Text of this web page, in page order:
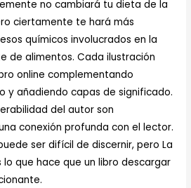
no cambiará tu dieta de la
ciertamente te hará más
químicos involucrados en la
de alimentos. Cada ilustración
online​ complementando
añadiendo capas de significado.
del autor son
conexión profunda con el lector.
ser difícil de discernir, pero La
lo que hace que un libro descargar